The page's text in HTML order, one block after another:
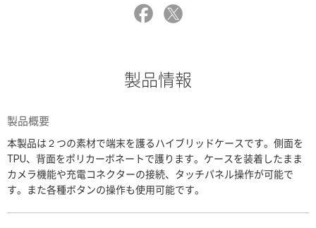
製品情報
製品概要
本製品は２つの素材で端末を護るハイブリッドケースです。側面を
TPU、背面をポリカーボネートで護ります。ケースを装着したまま
カメラ機能や充電コネクターの接続、タッチパネル操作が可能で
す。また各種ボタンの操作も使用可能です。